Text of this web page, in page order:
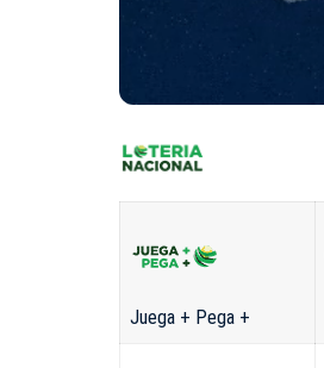
Juega + Pega +